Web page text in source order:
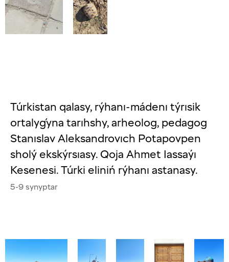
Túrkistan qalasy, rýhanı-mádenı týrısik
ortalyǵyna tarıhshy, arheolog, pedagog
Stanıslav Aleksandrovıch Potapovpen
sholý ekskýrsıasy. Qoja Ahmet Iassaýı
Kesenesi. Túrki eliniń rýhanı astanasy.
5-9 synyptar